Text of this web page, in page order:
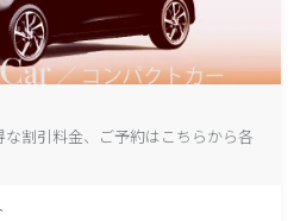
割引料金、ご予約はこちらから各